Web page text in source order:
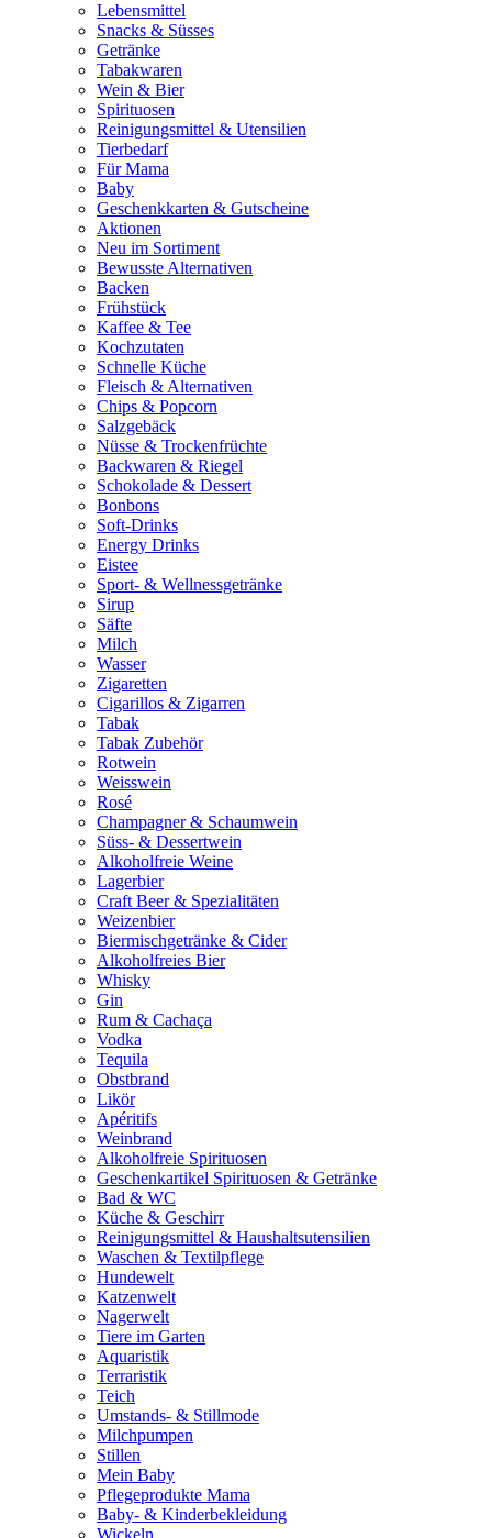
Lebensmittel
Snacks & Süsses
Getränke
Tabakwaren
Wein & Bier
Spirituosen
Reinigungsmittel & Utensilien
Tierbedarf
Für Mama
Baby
Geschenkkarten & Gutscheine
Aktionen
Neu im Sortiment
Bewusste Alternativen
Backen
Frühstück
Kaffee & Tee
Kochzutaten
Schnelle Küche
Fleisch & Alternativen
Chips & Popcorn
Salzgebäck
Nüsse & Trockenfrüchte
Backwaren & Riegel
Schokolade & Dessert
Bonbons
Soft-Drinks
Energy Drinks
Eistee
Sport- & Wellnessgetränke
Sirup
Säfte
Milch
Wasser
Zigaretten
Cigarillos & Zigarren
Tabak
Tabak Zubehör
Rotwein
Weisswein
Rosé
Champagner & Schaumwein
Süss- & Dessertwein
Alkoholfreie Weine
Lagerbier
Craft Beer & Spezialitäten
Weizenbier
Biermischgetränke & Cider
Alkoholfreies Bier
Whisky
Gin
Rum & Cachaça
Vodka
Tequila
Obstbrand
Likör
Apéritifs
Weinbrand
Alkoholfreie Spirituosen
Geschenkartikel Spirituosen & Getränke
Bad & WC
Küche & Geschirr
Reinigungsmittel & Haushaltsutensilien
Waschen & Textilpflege
Hundewelt
Katzenwelt
Nagerwelt
Tiere im Garten
Aquaristik
Terraristik
Teich
Umstands- & Stillmode
Milchpumpen
Stillen
Mein Baby
Pflegeprodukte Mama
Baby- & Kinderbekleidung
Wickeln